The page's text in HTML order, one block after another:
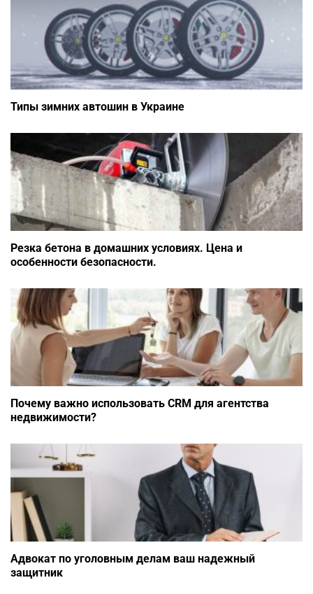
Типы зимних автошин в Украине
Резка бетона в домашних условиях. Цена и
особенности безопасности.
Почему важно использовать CRM для агентства
недвижимости?
Адвокат по уголовным делам ваш надежный
защитник